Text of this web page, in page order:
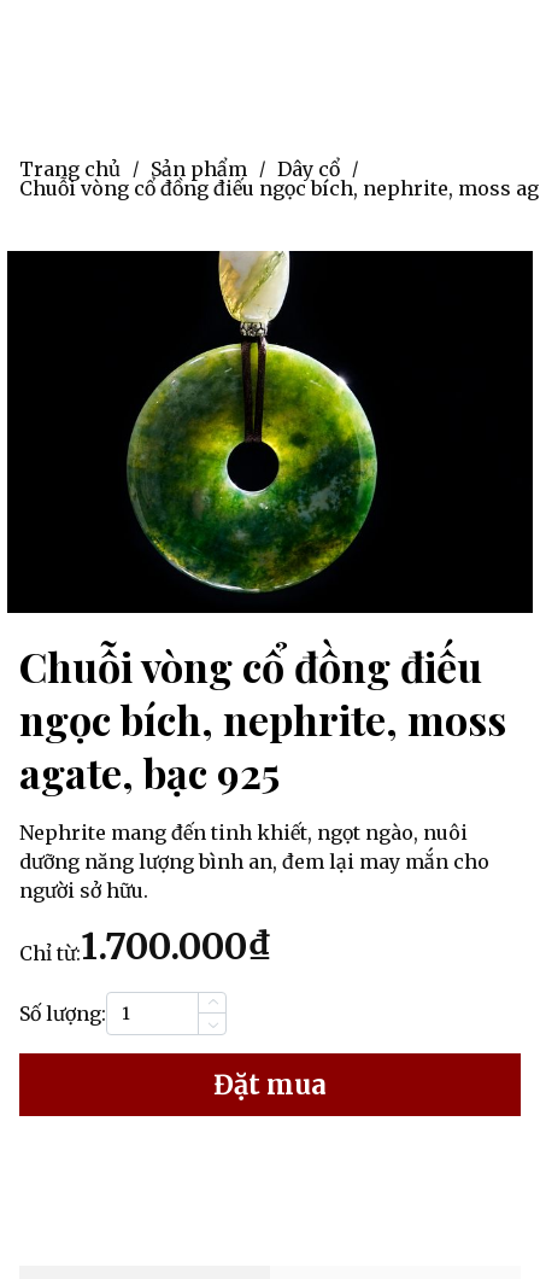
Trang chủ / Sản phẩm / Dây cổ /
Chuỗi vòng cổ đồng điếu ngọc bích, nephrite, moss
Chuỗi vòng cổ đồng điếu
ngọc bích, nephrite, moss
agate, bạc 925
Nephrite mang đến tinh khiết, ngọt ngào, nuôi
dưỡng năng lượng bình an, đem lại may mắn cho
người sở hữu.
Chỉ từ:1.700.000₫
Số lượng:
Đặt mua